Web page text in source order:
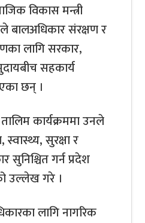
विकास मन्त्री
बालअधिकार संरक्षण र
लागि सरकार,
सहकार्य
छन् ।
कार्यक्रममा उनले
स्वास्थ्य, सुरक्षा र
सुनिश्चित गर्न प्रदेश
उल्लेख गरे ।
लागि नागरिक